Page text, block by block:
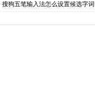
·搜狗五笔输入法怎么设置候选字